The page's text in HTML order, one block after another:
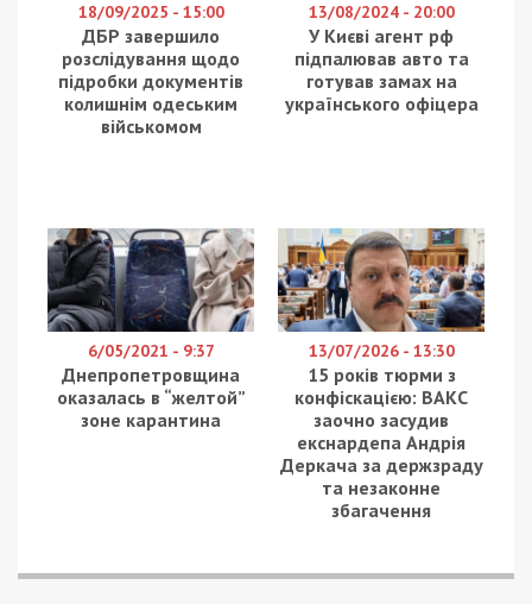
18/09/2025 - 15:00
ДБР завершило
розслідування щодо
підробки документів
колишнім одеським
військомом
13/08/2024 - 20:00
У Києві агент рф
підпалював авто та
готував замах на
українського офіцера
6/05/2021 - 9:37
Днепропетровщина
оказалась в “желтой”
зоне карантина
13/07/2026 - 13:30
15 років тюрми з
конфіскацією: ВАКС
заочно засудив
екснардепа Андрія
Деркача за держзраду
та незаконне
збагачення